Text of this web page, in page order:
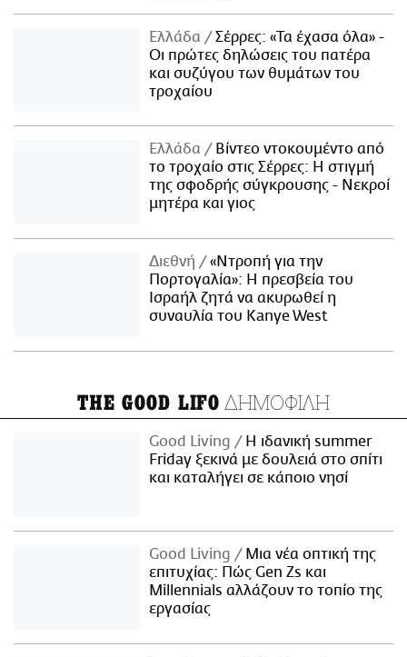
Ελλάδα
Σέρρες: «Τα έχασα όλα» -
Οι πρώτες δηλώσεις του πατέρα
και συζύγου των θυμάτων του
τροχαίου
Ελλάδα
Βίντεο ντοκουμέντο από
το τροχαίο στις Σέρρες: Η στιγμή
της σφοδρής σύγκρουσης - Νεκροί
μητέρα και γιος
Διεθνή
«Ντροπή για την
Πορτογαλία»: Η πρεσβεία του
Ισραήλ ζητά να ακυρωθεί η
συναυλία του Kanye West
THE GOOD LIFO ΔΗΜΟΦΙΛΗ
Good Living
Η ιδανική summer
Friday ξεκινά με δουλειά στο σπίτι
και καταλήγει σε κάποιο νησί
Good Living
Μια νέα οπτική της
επιτυχίας: Πώς Gen Zs και
Millennials αλλάζουν το τοπίο της
εργασίας